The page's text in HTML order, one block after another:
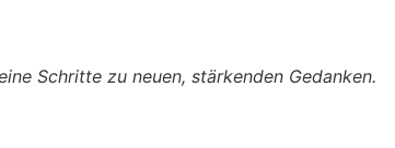
Schritte zu neuen, stärkenden Gedanken.